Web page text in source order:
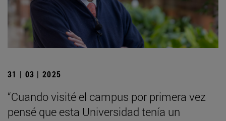
31 | 03 | 2025
“Cuando visité el campus por primera vez
pensé que esta Universidad tenía un